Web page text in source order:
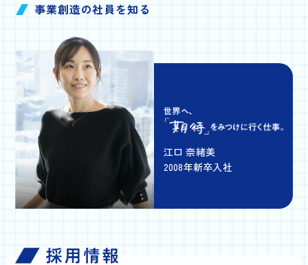
事業創造の社員を知る
江口 奈緒美
2008年新卒入社